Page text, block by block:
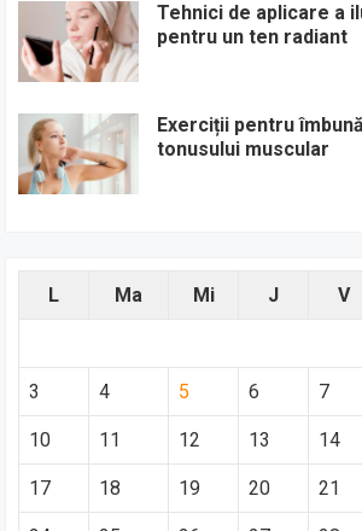
Tehnici de aplicare a
pentru un ten radiant
Exerciții pentru
tonusului muscular
L Ma Mi J V
3 4 5 6 7
10 11 12 13 14
17 18 19 20 21